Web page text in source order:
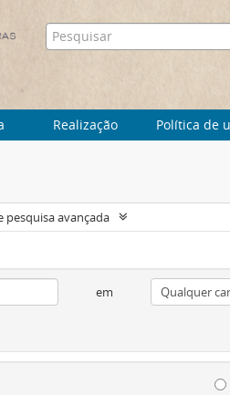
Realização Política de
pesquisa avançada
em